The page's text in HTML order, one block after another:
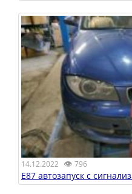
14.12.2022 👁 796
E87 автозапуск с